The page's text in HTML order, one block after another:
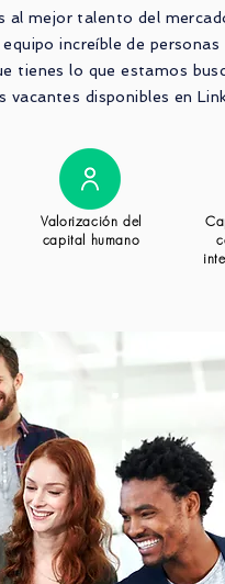
mejor talento del
increíble de
tienes lo que estamos
vacantes disponibles en
Valorización del
capital humano